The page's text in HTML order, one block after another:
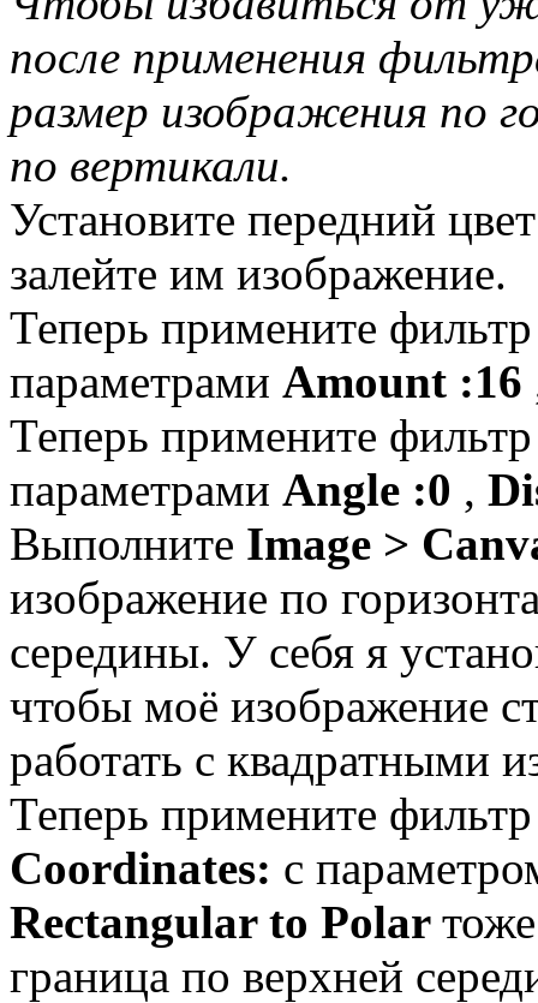
после применения
размер изображения по
по вертикали.
Установите передний
залейте им изображение.
Теперь примените
параметрами Amount :16
Теперь примените
параметрами Angle :0 ,
Выполните Image >
изображение по
середины. У себя я
чтобы моё изображение
работать с квадратными
Теперь примените
Coordinates: с
Rectangular to Polar
граница по верхней